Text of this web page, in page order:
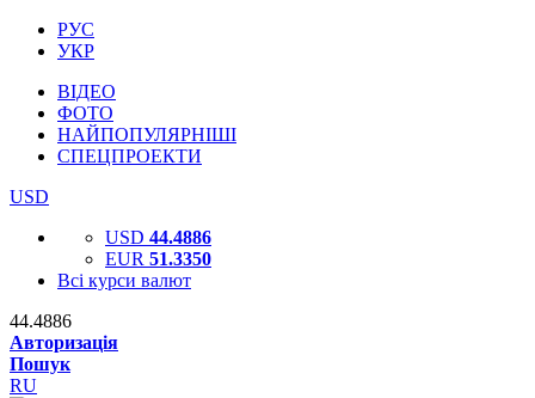
РУС
УКР
ВІДЕО
ФОТО
НАЙПОПУЛЯРНІШІ
СПЕЦПРОЕКТИ
USD
USD 44.4886
EUR 51.3350
Всі курси валют
44.4886
Авторизація
Пошук
RU